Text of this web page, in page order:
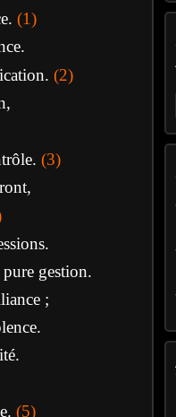
(1)
(2)
(3)
gestion.
;
(5)